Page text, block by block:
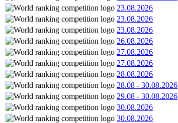
23.08.2026
23.08.2026
23.08.2026
26.08.2026
27.08.2026
27.08.2026
28.08.2026
28.08 - 30.08.2026
29.08 - 30.08.2026
30.08.2026
30.08.2026